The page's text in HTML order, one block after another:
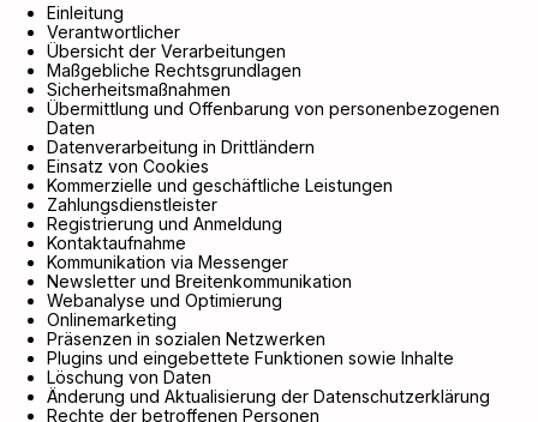
Einleitung
Verantwortlicher
Übersicht der Verarbeitungen
Maßgebliche Rechtsgrundlagen
Sicherheitsmaßnahmen
Übermittlung und Offenbarung von personenbezogenen
Daten
Datenverarbeitung in Drittländern
Einsatz von Cookies
Kommerzielle und geschäftliche Leistungen
Zahlungsdienstleister
Registrierung und Anmeldung
Kontaktaufnahme
Kommunikation via Messenger
Newsletter und Breitenkommunikation
Webanalyse und Optimierung
Onlinemarketing
Präsenzen in sozialen Netzwerken
Plugins und eingebettete Funktionen sowie Inhalte
Löschung von Daten
Änderung und Aktualisierung der Datenschutzerklärung
Rechte der betroffenen Personen